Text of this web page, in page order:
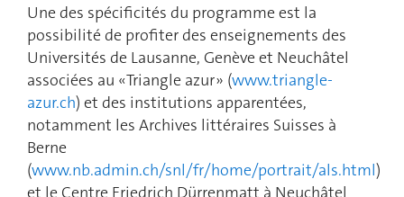
Une des spécificités du programme est la
possibilité de profiter des enseignements des
Universités de Lausanne, Genève et Neuchâtel
associées au « Triangle azur » (www.triangle-
azur.ch) et des institutions apparentées,
notamment les Archives littéraires Suisses à
Berne
(www.nb.admin.ch/snl/fr/home/portrait/als.html)
et le Centre Friedrich Dürrenmatt à Neuchâtel